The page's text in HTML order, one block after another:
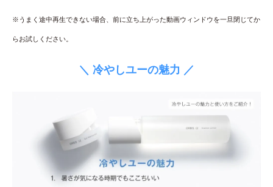
※うまく途中再生できない場合、前に立ち上がった動画ウィンドウを一旦閉じてか
らお試しください。
＼ 冷やしユーの魅力 ／